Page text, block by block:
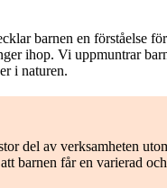
barnen en förståelse
ihop. Vi uppmuntrar
i naturen.
del av verksamheten
barnen får en varierad